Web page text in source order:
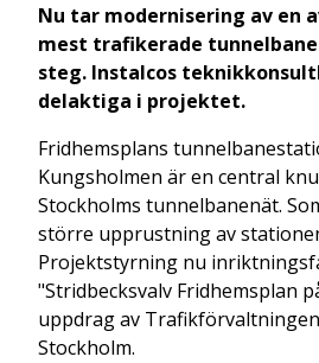
Nu tar modernisering av en
mest trafikerade
steg. Instalcos
delaktiga i projektet.
Fridhemsplans
Kungsholmen är en central
Stockholms tunnelbanenät.
större upprustning av
Projektstyrning nu
"Stridbecksvalv Fridhemsplan
uppdrag av
Stockholm.